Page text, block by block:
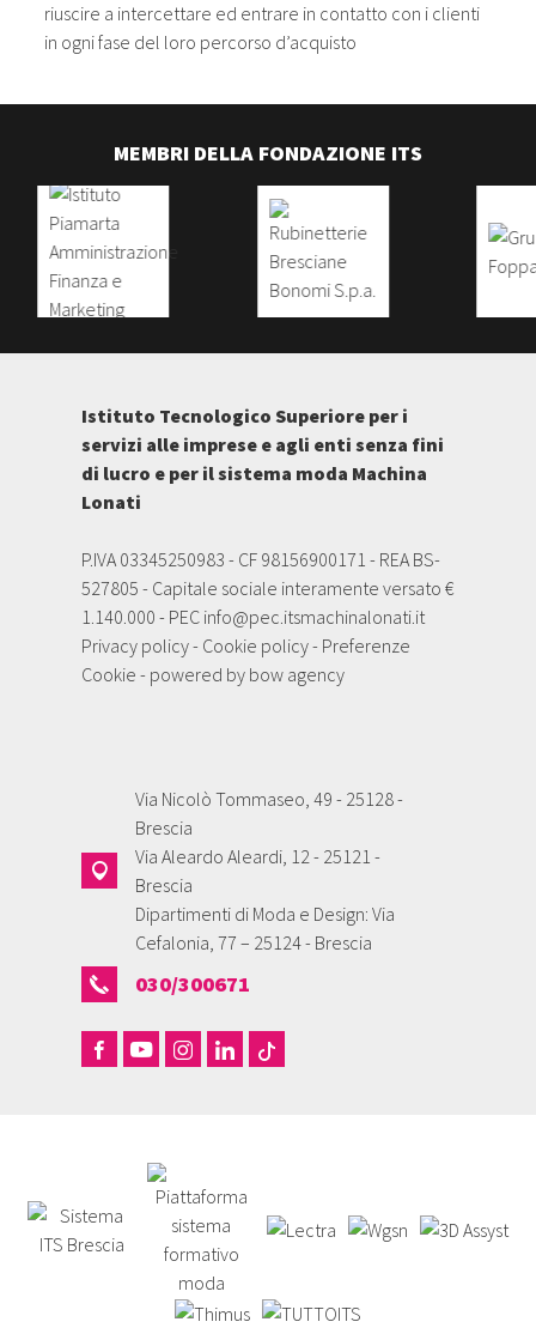
riuscire a intercettare ed entrare in contatto con i clienti
in ogni fase del loro percorso d’acquisto
MEMBRI DELLA FONDAZIONE ITS
Istituto Tecnologico Superiore per i
servizi alle imprese e agli enti senza fini
di lucro e per il sistema moda Machina
Lonati
P.IVA 03345250983 - CF 98156900171 - REA BS-
527805 - Capitale sociale interamente versato €
1.140.000 - PEC info@pec.itsmachinalonati.it
Privacy policy- Cookie policy- Preferenze
Cookie - powered by bow agency
Via Nicolò Tommaseo, 49 - 25128 -
Brescia
Via Aleardo Aleardi, 12 - 25121 -
Brescia
Dipartimenti di Moda e Design: Via
Cefalonia, 77 – 25124 - Brescia
030/300671